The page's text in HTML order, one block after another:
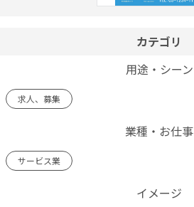
カテゴリ
用途・シーン
求人、募集
業種・お仕事
サービス業
イメージ